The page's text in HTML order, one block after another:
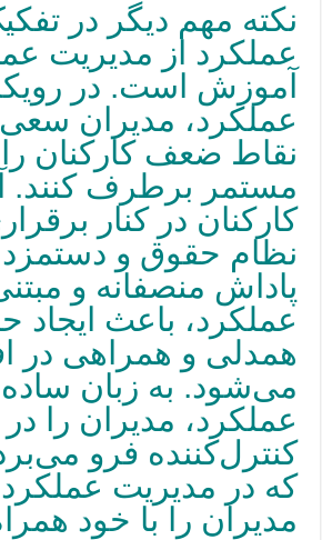
نکته مهم دیگر در
عملکرد از مدیریت
آموزش است. در
عملکرد، مدیران سعی
نقاط ضعف کارکنان
مستمر برطرف
کارکنان در کنار
نظام حقوق و دستمزد
پاداش منصفانه و
عملکرد، باعث
همدلی و همراهی در
می‌شود. به زبان ساده
عملکرد، مدیران را
کنترل‌کننده فرو
که در مدیریت
مدیران را با خود